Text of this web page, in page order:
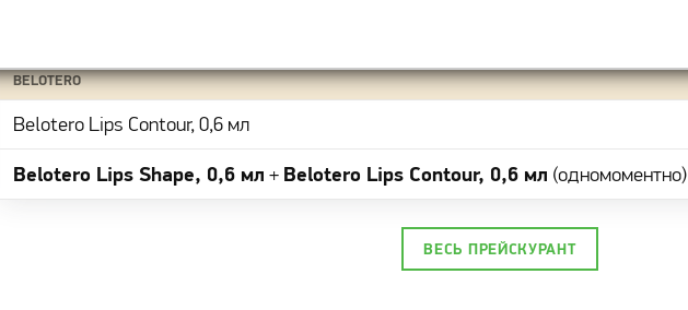
BELOTERO
Belotero Lips Contour, 0,6 мл
Belotero Lips Shape, 0,6 мл + Belotero Lips Contour, 0,6 мл (одномоментно)
ВЕСЬ ПРЕЙСКУРАНТ